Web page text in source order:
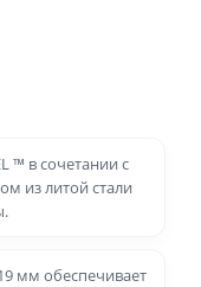
™ в сочетании с
из литой стали
мм обеспечивает